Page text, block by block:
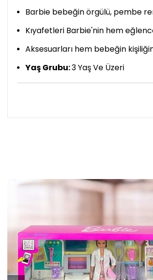
Barbie bebeğin örgülü, pembe
Kıyafetleri Barbie'nin hem
Aksesuarları hem bebeğin
Yaş Grubu:3 Yaş Ve Üzeri